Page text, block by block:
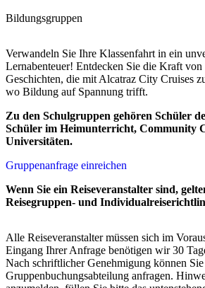
Bildungsgruppen
Verwandeln Sie Ihre Klassenfahrt in ein
Lernabenteuer! Entdecken Sie die Kraft
Geschichten, die mit Alcatraz City Cruises
wo Bildung auf Spannung trifft.
Zu den Schulgruppen gehören Schüler
Schüler im Heimunterricht, Community
Universitäten.
Gruppenanfrage einreichen
Wenn Sie ein Reiseveranstalter sind,
Reisegruppen- und
Alle Reiseveranstalter müssen sich im
Eingang Ihrer Anfrage benötigen wir 30
Nach schriftlicher Genehmigung können
Gruppenbuchungsabteilung anfragen.